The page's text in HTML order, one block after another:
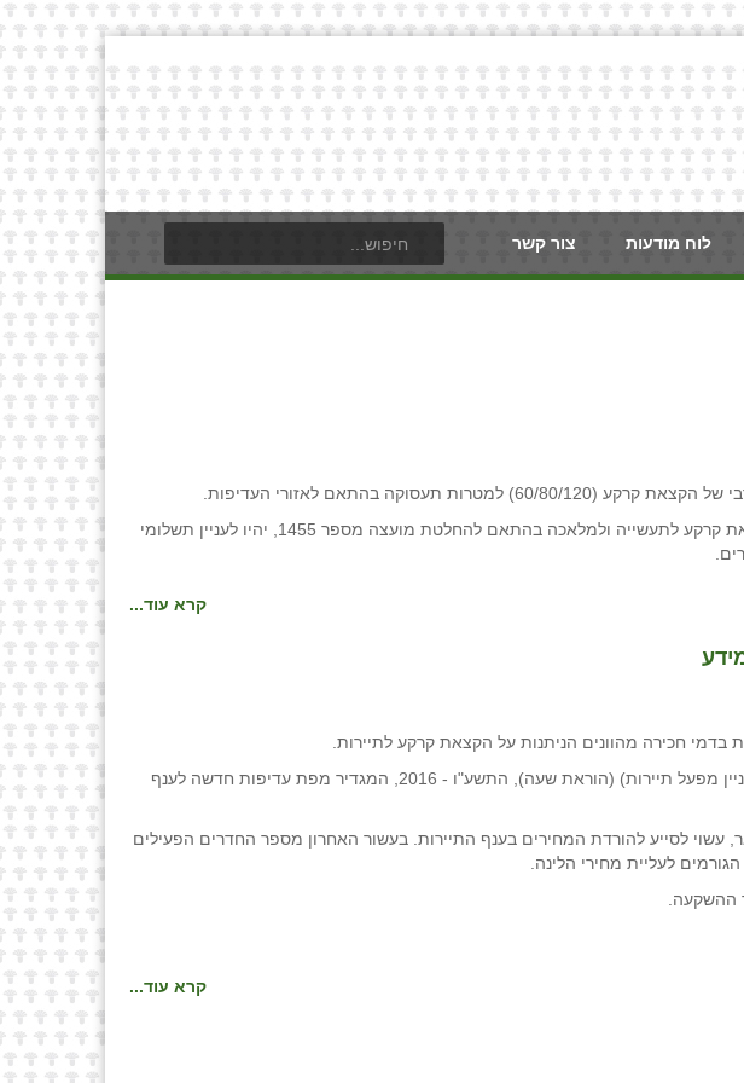
לוח מודעות צור קשר
למטרות תעסוקה בהתאם לאזורי העדיפות.
עפ"י סעיף 2.2 להחלטת מועצת מקרקעי ישראל מס' 1505 "מדיניות אחידה למתן הנחות בקרקע" תנאי הקצאת קרקע לתעשייה ולמלאכה בהתאם להחלטת מועצה מספר 1455, יהיו לעניין תשלומי
קרא עוד...
ב- 6 לספטמבר 2016 אישרה ועדת הכספים את הצו לעידוד השקעות הון (קביעת תחומי אזורים מיוחדים לעניין מפעל תיירות) (הוראת שעה), התשע"ו - 2016, המגדיר מפת עדיפות חדשה לענף
לסייע להורדת המחירים בענף התיירות. בעשור האחרון מספר החדרים הפעילים
לעליית מחירי הלינה.
קרא עוד...